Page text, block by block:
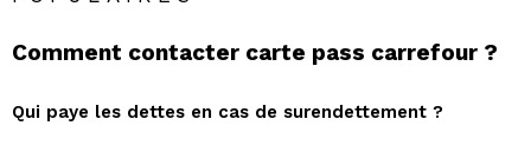
Comment contacter carte pass carrefour ?
Qui paye les dettes en cas de surendettement ?